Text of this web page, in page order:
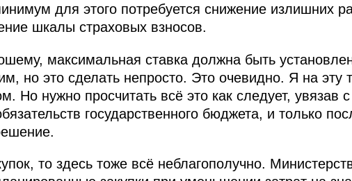
для этого потребуется снижение излишних
шкалы страховых взносов.
максимальная ставка должна быть
но это сделать непросто. Это очевидно. Я на эту
Но нужно просчитать всё это как следует, увязав
государственного бюджета, и только
то здесь тоже всё неблагополучно.